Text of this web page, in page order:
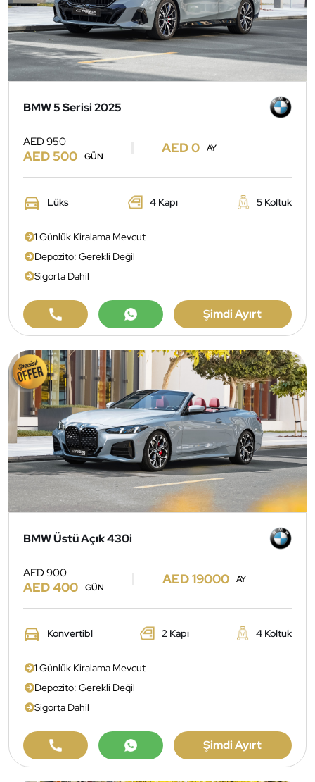
BMW 5 Serisi 2025
AED 950
AED 500 GÜN
AED 0 AY
Lüks 4 Kapı 5 Koltuk
1 Günlük Kiralama Mevcut
Depozito: Gerekli Değil
Sigorta Dahil
Şimdi Ayırt
BMW Üstü Açık 430i
AED 900
AED 400 GÜN
AED 19000 AY
Konvertibl 2 Kapı 4 Koltuk
1 Günlük Kiralama Mevcut
Depozito: Gerekli Değil
Sigorta Dahil
Şimdi Ayırt